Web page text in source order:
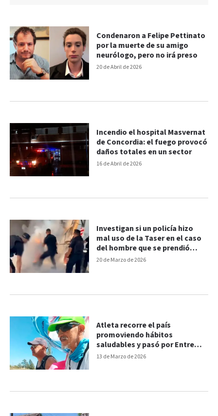
20 de Abril de 2026
Condenaron a Felipe Pettinato
por la muerte de su amigo
neurólogo, pero no irá preso
16 de Abril de 2026
Incendio el hospital Masvernat
de Concordia: el fuego provocó
daños totales en un sector
20 de Marzo de 2026
Investigan si un policía hizo
mal uso de la Taser en el caso
del hombre que se prendió
fuego
13 de Marzo de 2026
Atleta recorre el país
promoviendo hábitos
saludables y pasó por Entre
Ríos